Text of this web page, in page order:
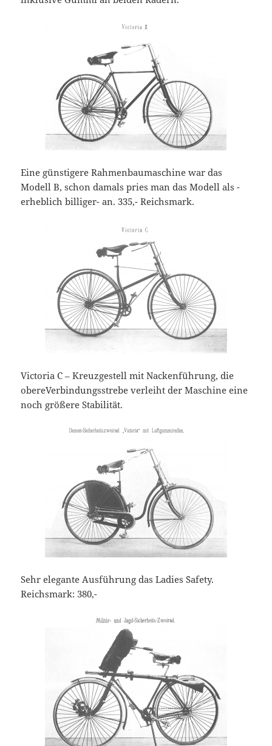
Eine günstigere Rahmenbaumaschine war das
Modell B, schon damals pries man das Modell als -
erheblich billiger- an. 335,- Reichsmark.
Victoria C – Kreuzgestell mit Nackenführung, die
obereVerbindungsstrebe verleiht der Maschine eine
noch größere Stabilität.
Sehr elegante Ausführung das Ladies `Safety.
Reichsmark: 380,-